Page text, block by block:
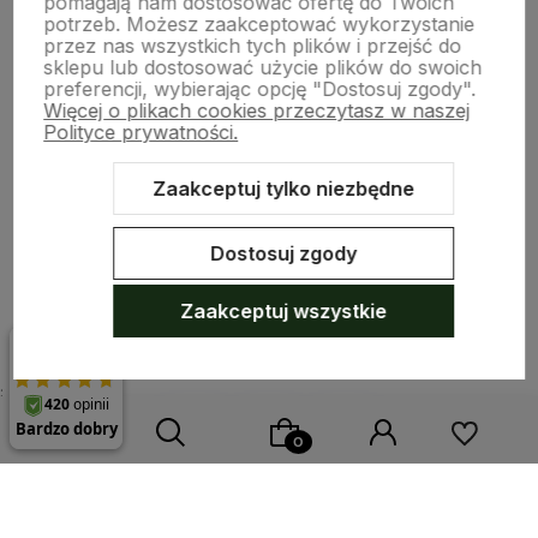
Pomoc
Moje konto
Płatności i dostawa
;
potrzeb. Możesz zaakceptować wykorzystanie
przez nas wszystkich tych plików i przejść do
sklepu lub dostosować użycie plików do swoich
preferencji, wybierając opcję "Dostosuj zgody".
Więcej o plikach cookies przeczytasz w naszej
Polityce prywatności.
Zaakceptuj tylko niezbędne
Dostosuj zgody
Zaakceptuj wszystkie